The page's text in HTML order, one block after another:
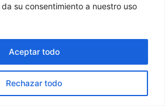
su consentimiento a nuestro uso
Rechazar todo
Aceptar todo
de
madera
Cercos de
Madera
Jaulas de